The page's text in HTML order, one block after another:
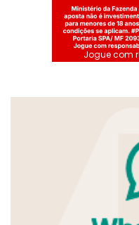
Jogue com